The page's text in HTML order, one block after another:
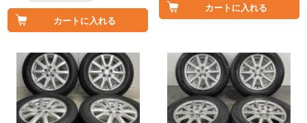
カートに入れる
カートに入れる